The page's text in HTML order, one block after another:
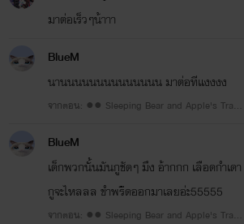
มาต่อเร็วๆน้าาา
BlueM
นานนนนนนนนนนนนนน มาต่อทีแงงงง
จากตอน: ●● Sleeping Bear and Apple's Trap
BlueM
เด็กพวกนั้นมันกูชัดๆ มึง อ้ากกก เลือดกำเดา
กูจะไหลลล ขำพรืดออกมาเลยอ่ะ55555
จากตอน: ●● Sleeping Bear and Apple's Trap